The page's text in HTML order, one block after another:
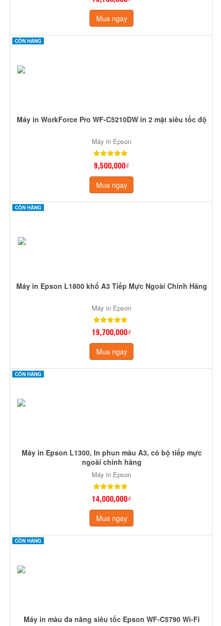
Mua ngay
CÒN HÀNG
Máy in WorkForce Pro WF-C5210DW in 2 mặt siêu tốc độ
Máy in Epson
9,500,000₫
Mua ngay
CÒN HÀNG
Máy in Epson L1800 khổ A3 Tiếp Mực Ngoài Chính Hãng
Máy in Epson
19,700,000₫
Mua ngay
CÒN HÀNG
Máy in Epson L1300, In phun màu A3, có bộ tiếp mực
ngoài chính hãng
Máy in Epson
14,000,000₫
Mua ngay
CÒN HÀNG
Máy in màu đa năng siêu tốc Epson WF-C5790 Wi-Fi